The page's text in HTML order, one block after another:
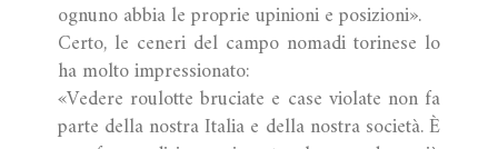
ognuno abbia le proprie upinioni e posizioni».
Certo, le ceneri del campo nomadi torinese lo
ha molto impressionato:
«Vedere roulotte bruciate e case violate non fa
parte della nostra Italia e della nostra società. È